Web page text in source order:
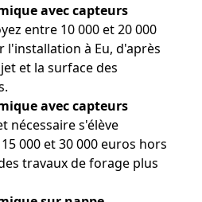
avec capteurs
entre 10 000 et 20 000
l'installation à Eu, d'après
et la surface des
avec capteurs
nécessaire s'élève
000 et 30 000 euros hors
travaux de forage plus